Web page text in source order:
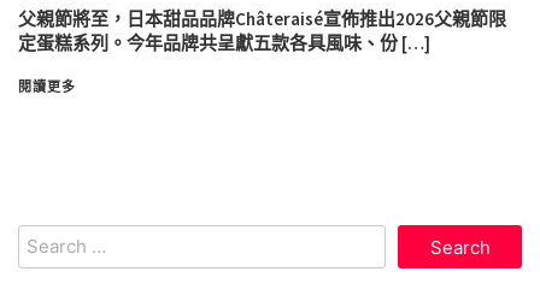
父親節將至，日本甜品品牌Châteraisé宣佈推出2026父親節限
定蛋糕系列。今年品牌共呈獻五款各具風味、份 […]
閱讀更多
Search
for: